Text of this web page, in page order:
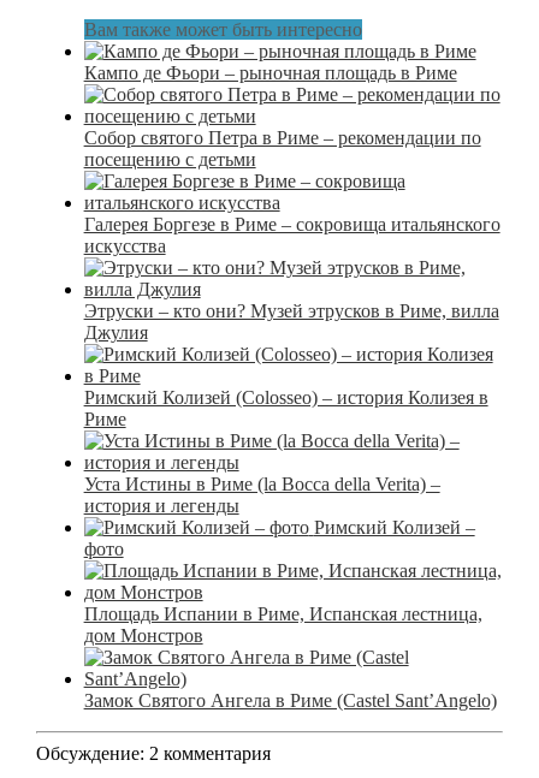
Вам также может быть интересно
Кампо де Фьори – рыночная площадь в Риме
Собор святого Петра в Риме – рекомендации по
посещению с детьми
Галерея Боргезе в Риме – сокровища итальянского
искусства
Этруски – кто они? Музей этрусков в Риме, вилла
Джулия
Римский Колизей (Colosseo) – история Колизея в
Риме
Уста Истины в Риме (la Bocca della Verita) –
история и легенды
Римский Колизей –
фото
Площадь Испании в Риме, Испанская лестница,
дом Монстров
Замок Святого Ангела в Риме (Castel Sant’Angelo)
Обсуждение: 2 комментария